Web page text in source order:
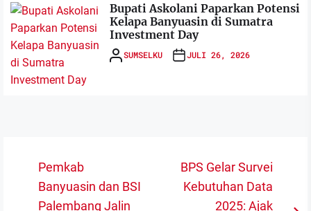
Bupati Askolani Paparkan Potensi
Kelapa Banyuasin di Sumatra
Investment Day
SUMSELKU JULI 26, 2026
Navigasi
pos
Pemkab
Banyuasin dan BSI
Palembang Jalin
BPS Gelar Survei
Kebutuhan Data
2025: Ajak